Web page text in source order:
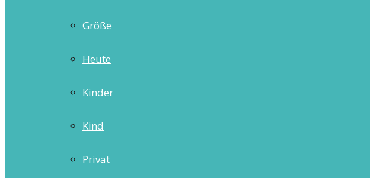
Größe
Heute
Kinder
Kind
Privat